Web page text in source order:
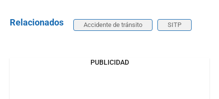
Relacionados Accidente de tránsito SITP
PUBLICIDAD